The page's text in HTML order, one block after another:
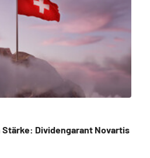
Dividengarant Novartis